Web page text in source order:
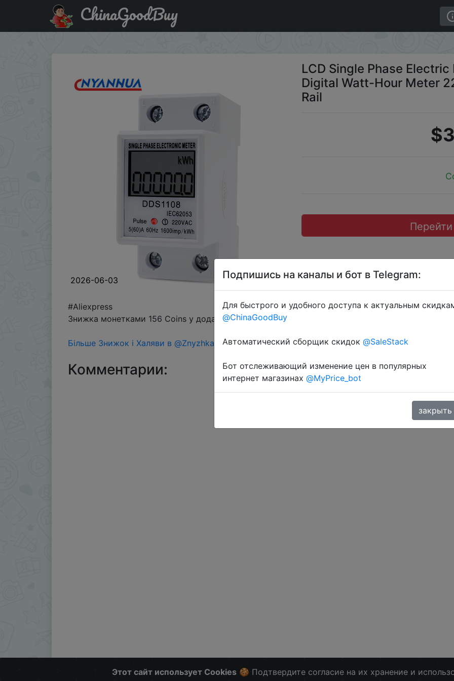
Купить: LCD Single Phase Electric Energy Meter KWH AC Digital Watt-Hour Meter 220V 60A 50Hz Electric Din Rail
ChinaGoodBuy
2026-06-03
LCD Single Phase
Digital Watt-Hour Meter
Rail
#Aliexpress
Знижка монетками 156 Coins у додатку через розділ монет.
Більше Знижок і Халяви в @ZnyzhkaUA
Комментарии:
Этот сайт использует Cookies🍪 Подтвердите согласие на их хранение и
Подпишись на каналы и бот в Telegram:
Для быстрого и удобного доступа к актуальным
@ChinaGoodBuy
Автоматический сборщик скидок @SaleStack
Бот отслеживающий изменение цен в популярных
интернет магазинах @MyPrice_bot
закрыть